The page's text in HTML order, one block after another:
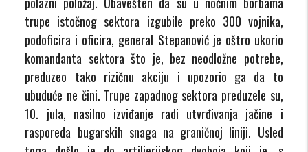
trupe istočnog sektora izgubile preko 300 vojnika,
podoficira i oficira, general Stepanović je oštro ukorio
komandanta sektora što je, bez neodložne potrebe,
preduzeo tako rizičnu akciju i upozorio ga da to
ubuduće ne čini. Trupe zapadnog sektora preduzele su,
10. jula, nasilno izviđanje radi utvrđivanja jačine i
rasporeda bugarskih snaga na graničnoj liniji. Usled